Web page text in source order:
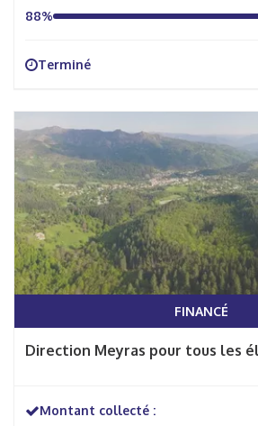
88%
Terminé
FINANCÉ
Direction Meyras pour tous les
Montant collecté :